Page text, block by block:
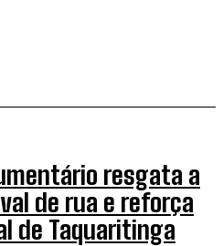
resgata a
de rua e reforça
de Taquaritinga